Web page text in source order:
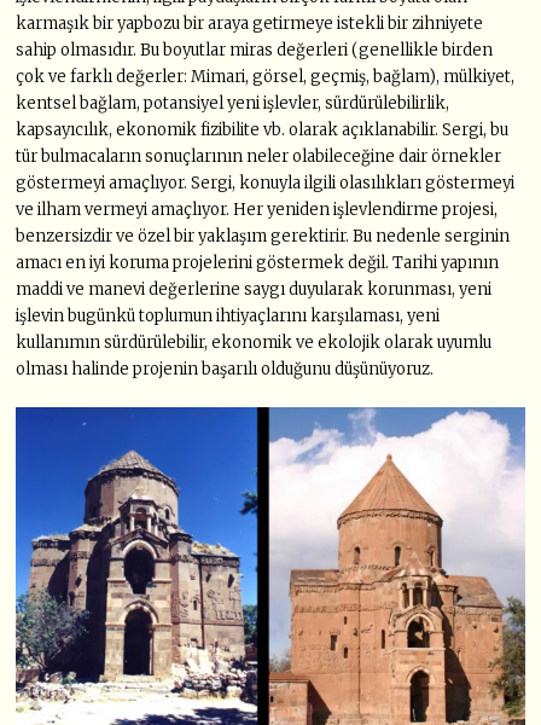
karmaşık bir yapbozu bir araya getirmeye istekli bir zihniyete
sahip olmasıdır. Bu boyutlar miras değerleri (genellikle birden
çok ve farklı değerler: Mimari, görsel, geçmiş, bağlam), mülkiyet,
kentsel bağlam, potansiyel yeni işlevler, sürdürülebilirlik,
kapsayıcılık, ekonomik fizibilite vb. olarak açıklanabilir. Sergi, bu
tür bulmacaların sonuçlarının neler olabileceğine dair örnekler
göstermeyi amaçlıyor. Sergi, konuyla ilgili olasılıkları göstermeyi
ve ilham vermeyi amaçlıyor. Her yeniden işlevlendirme projesi,
benzersizdir ve özel bir yaklaşım gerektirir. Bu nedenle serginin
amacı en iyi koruma projelerini göstermek değil. Tarihi yapının
maddi ve manevi değerlerine saygı duyularak korunması, yeni
işlevin bugünkü toplumun ihtiyaçlarını karşılaması, yeni
kullanımın sürdürülebilir, ekonomik ve ekolojik olarak uyumlu
olması halinde projenin başarılı olduğunu düşünüyoruz.